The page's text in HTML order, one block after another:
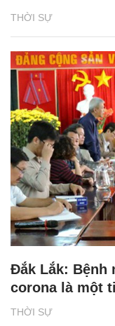
THỜI SỰ
THỜI SỰ
Đắk Lắk: Bệnh
corona là một